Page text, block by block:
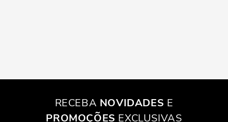
RECEBA NOVIDADES E
PROMOÇÕES EXCLUSIVAS